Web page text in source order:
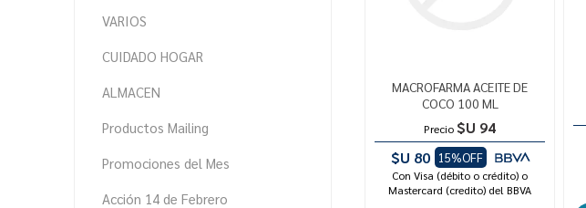
MACROFARMA ACEITE DE
COCO 100 ML
Precio $U 94
$U 80 15%OFF
Con Visa (débito o crédito) o
Mastercard (credito) del BBVA
VARIOS
CUIDADO HOGAR
ALMACEN
Productos Mailing
Promociones del Mes
Acción 14 de Febrero